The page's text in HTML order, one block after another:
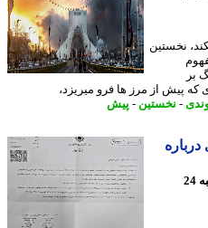
از مرز ها فرو میریزد،
-نخستین-پیش
24